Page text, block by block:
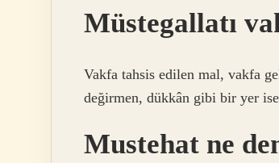
Müstegallatı
Vakfa tahsis edilen mal, vakfa
değirmen, dükkân gibi bir yer
Mustehat ne